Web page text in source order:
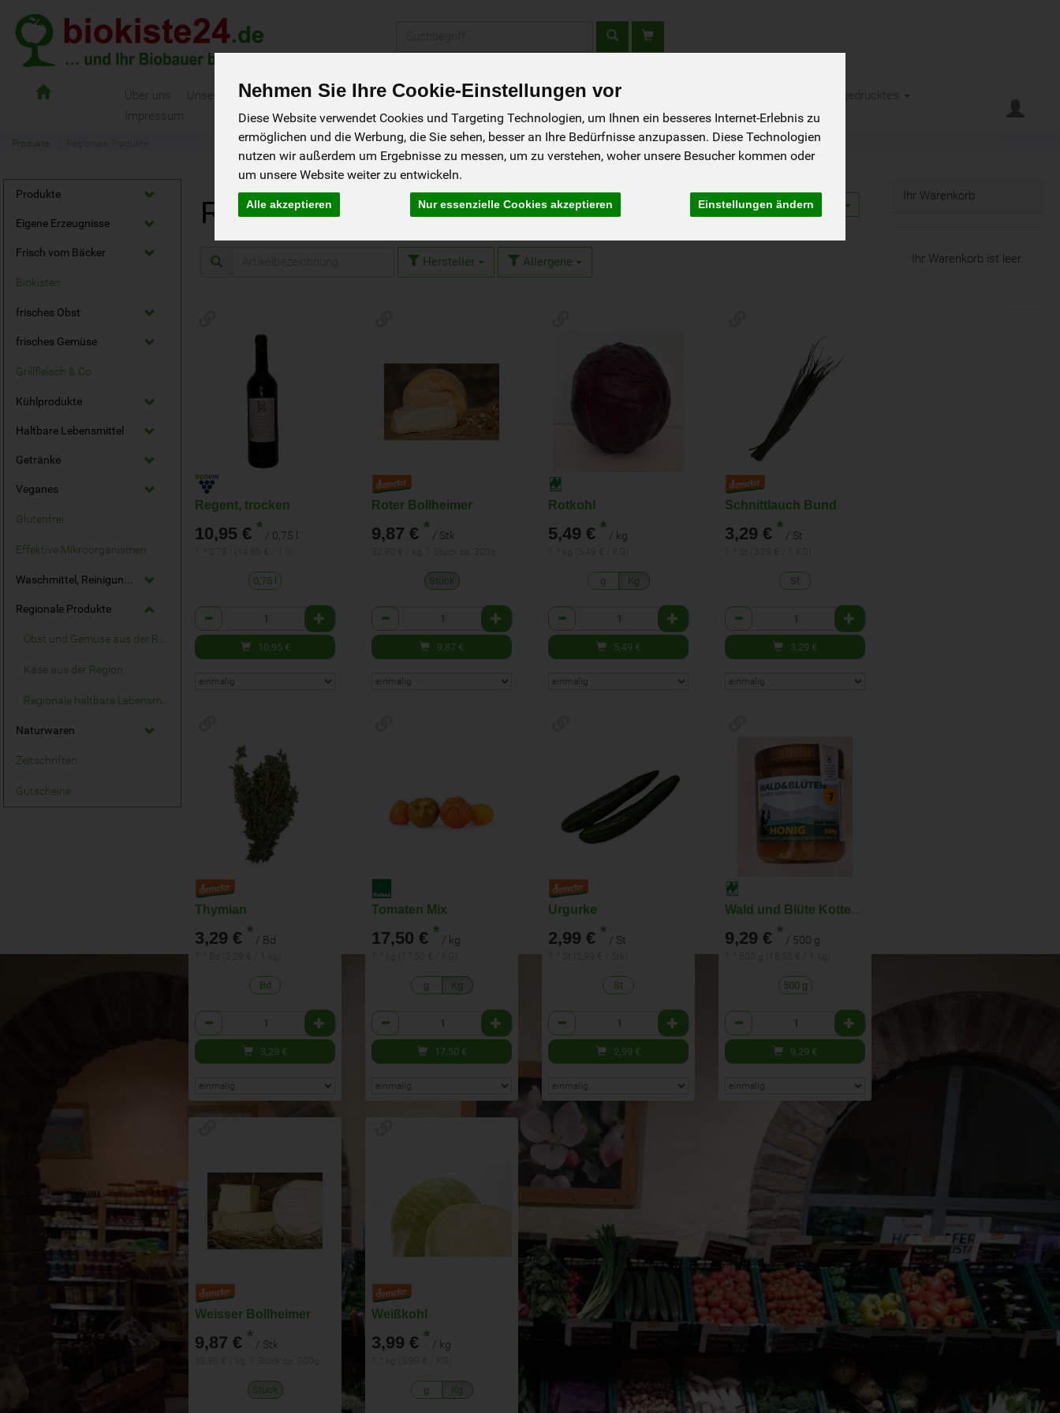
Nehmen Sie Ihre Cookie-Einstellungen vor
Diese Website verwendet Cookies und Targeting Technologien, um Ihnen ein besseres Internet-Erlebnis zu
ermöglichen und die Werbung, die Sie sehen, besser an Ihre Bedürfnisse anzupassen. Diese Technologien
nutzen wir außerdem um Ergebnisse zu messen, um zu verstehen, woher unsere Besucher kommen oder
um unsere Website weiter zu entwickeln.
Alle akzeptieren Nur essenzielle Cookies akzeptieren Einstellungen ändern
Biokiste24
Über uns Unsere Biokisten Als Gast bestellen - Schnupperkiste Gutscheine Aktionen
Kleingedrucktes
Impressum
Produkte
Produkte
Eigene Erzeugnisse
Frisch vom Bäcker
Biokisten
frisches Obst
frisches Gemüse
Grillfleisch & Co
Kühlprodukte
Haltbare Lebensmittel
Getränke
Veganes
Glutenfrei
Effektive Mikroorganismen
Waschmittel, Reinigungsmittel
Regionale Produkte
Käse aus der Region
Naturwaren
Zeitschriften
Gutscheine
Regionale Produkte 46 von 1596
Hersteller Allergene
Regent, trocken
10,95 € * / 0,75 l
0,75 l
Anzahl
10,95 €
Roter Bollheimer
9,87 € * / Stk
Stück
Anzahl
9,87 €
Rotkohl
5,49 € * / kg
g Kg
Anzahl
5,49 €
Schnittlauch Bund
3,29 € * / St
St
Anzahl
3,29 €
Thymian
3,29 € * / Bd
Bd
Anzahl
3,29 €
Tomaten Mix
17,50 € * / kg
g Kg
Anzahl
17,50 €
Urgurke
2,99 € * / St
St
Anzahl
2,99 €
9,29 € * / 500 g
500 g
Anzahl
9,29 €
Weisser Bollheimer
9,87 € * / Stk
Stück
Weißkohl
3,99 € * / kg
g Kg
Ihr Warenkorb
Ihr Warenkorb ist leer.